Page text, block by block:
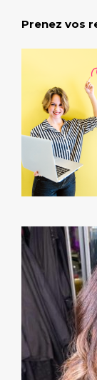
Prenez vos